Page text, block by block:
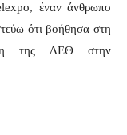
έναν άνθρωπο
ότι βοήθησα στη
της ΔΕΘ στην